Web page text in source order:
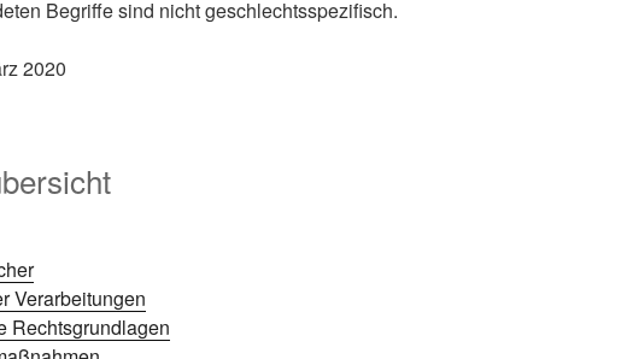
Begriffe sind nicht geschlechtsspezifisch.
2020
Verarbeitungen
Rechtsgrundlagen